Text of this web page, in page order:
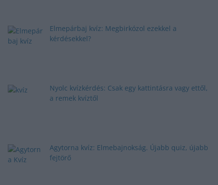
Elmepárbaj kvíz: Megbirkózol ezekkel a
kérdésekkel?
Nyolc kvízkérdés: Csak egy kattintásra vagy ettől,
a remek kvíztől
Agytorna kvíz: Elmebajnokság. Újabb quiz, újabb
fejtörő